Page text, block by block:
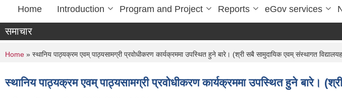
Home Introduction Program and Project Reports eGov services
समाचार
You are here
Home » स्थानिय पाठ्यक्रम एवम् पाठ्यसामग्री प्रवोधीकरण कार्यक्रममा उपस्थित हुने बारे। (श्री सबै सामुदायिक एवम् संस्थागत
स्थानिय पाठ्यक्रम एवम् पाठ्यसामग्री प्रवोधीकरण कार्यक्रममा उपस्थित हुने बारे।